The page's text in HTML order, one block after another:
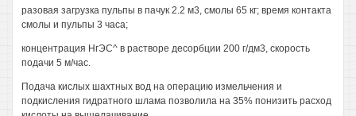
разовая загрузка пульпы в пачук 2.2 м3, смолы 65 кг; время контакта
смолы и пульпы 3 часа;
концентрация НгЭС^ в растворе десорбции 200 г/дм3, скорость
подачи 5 м/час.
Подача кислых шахтных вод на операцию измельчения и
подкисления гидратного шлама позволила на 35% понизить расход